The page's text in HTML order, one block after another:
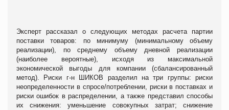
Эксперт рассказал о следующих методах расчета партии
поставки товаров: по минимуму (минимальному объему
реализации), по среднему объему дневной реализации
(наиболее вероятные), исходя из максимальной
экономической выгоды для компании (сбалансированный
метод).
Риски г-н ШИКОВ разделил натри группы: риски
неопределенности в спросе/потреблении, риски в поставках и
риски ошибок в распределении, а также представил способы
их снижения: уменьшение совокупных затрат; снижение